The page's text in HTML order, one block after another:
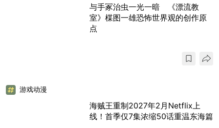
与手冢治虫一光一暗 《漂流教
室》楳图一雄恐怖世界观的创作原
点
游戏动漫
海贼王重制2027年2月Netflix上
线！首季仅7集浓缩50话重温东海篇